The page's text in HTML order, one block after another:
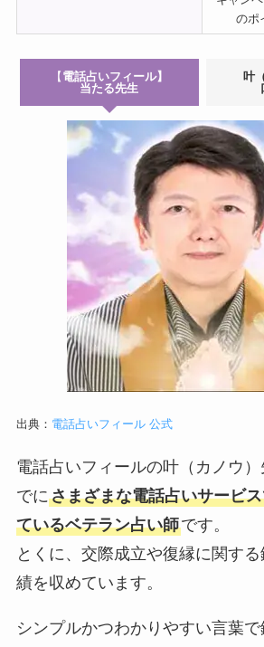
のポ
【 電話占いフィール】
当たる先生
叶
出典： 電話占いフィール 公式
電話占いフィールの叶（カノウ）
でにさまざまな電話占いサービ
ているベテラン占い師です。
とくに、交際成立や復縁に関す
績を収めています。
シンプルかつわかりやすい言葉で